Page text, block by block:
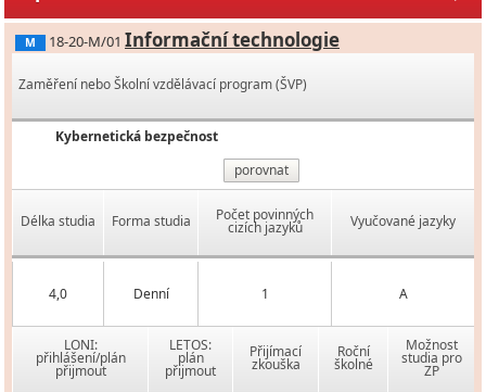
M 18-20-M/01 Informační technologie
Zaměření nebo Školní vzdělávací program (ŠVP)
Kybernetická bezpečnost
porovnat
Délka studia Forma studia Počet povinných
cizích jazyků Vyučované jazyky
4,0 Denní 1 A
LONI:
přihlášení/plán
přijmout
LETOS:
plán
přijmout
Přijímací
zkouška
Roční
školné
Možnost
studia pro
ZP